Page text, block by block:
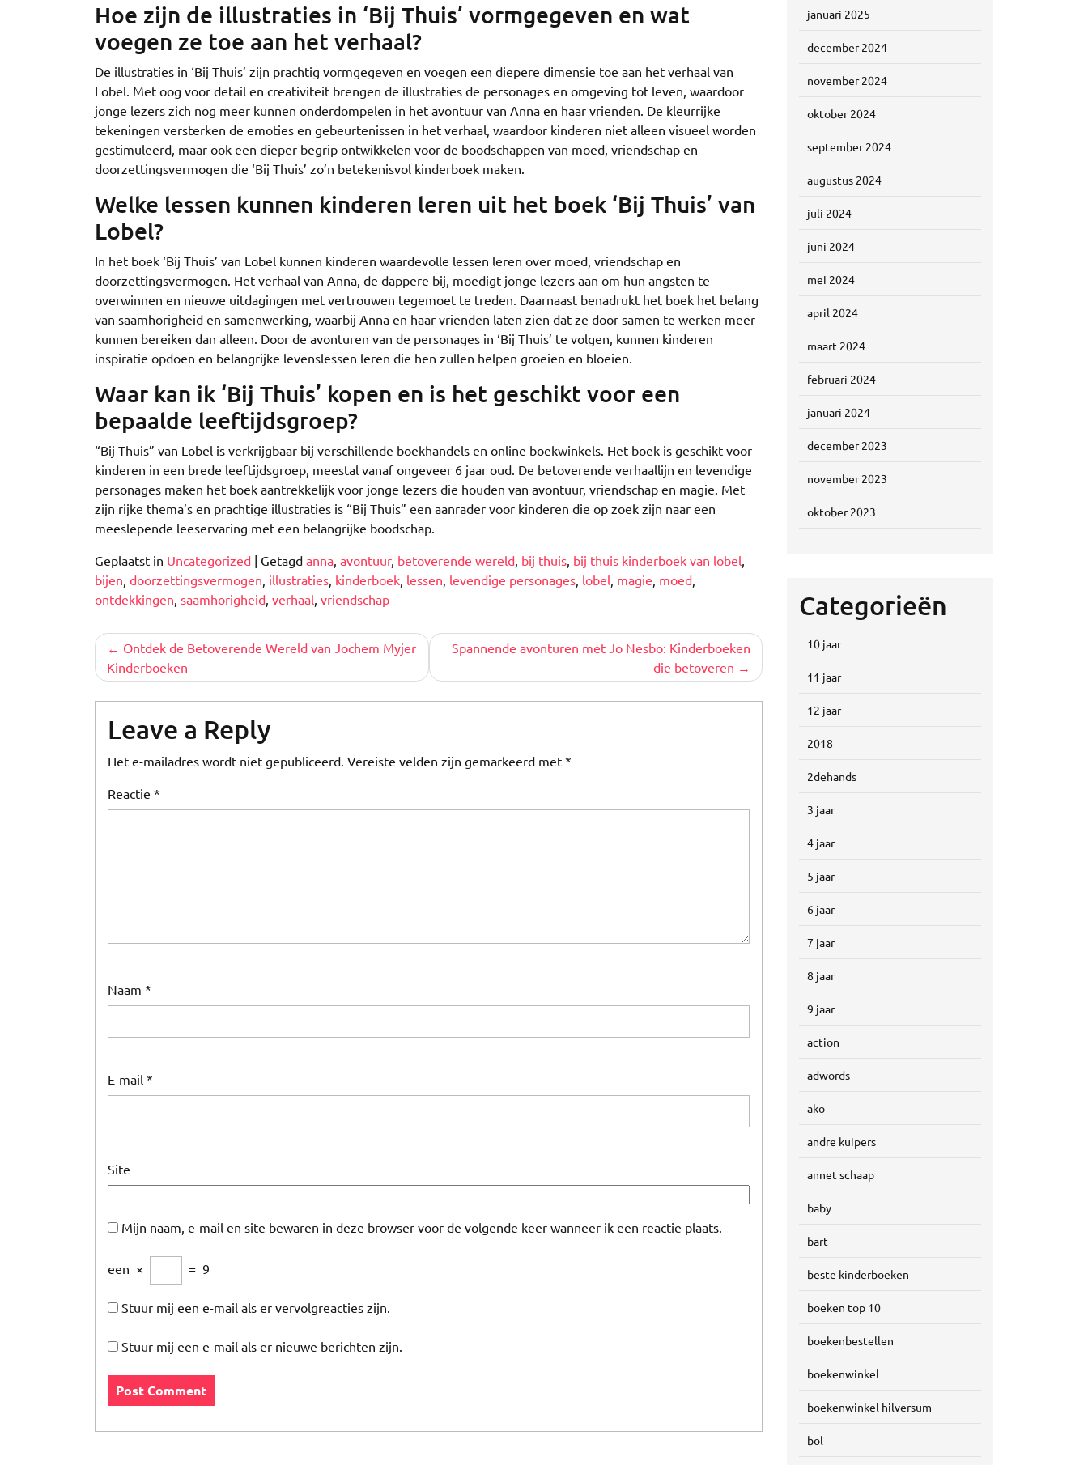
Hoe zijn de illustraties in ‘Bij Thuis’ vormgegeven en wat
voegen ze toe aan het verhaal?
De illustraties in ‘Bij Thuis’ zijn prachtig vormgegeven en voegen een diepere dimensie toe aan het verhaal van
Lobel. Met oog voor detail en creativiteit brengen de illustraties de personages en omgeving tot leven, waardoor
jonge lezers zich nog meer kunnen onderdompelen in het avontuur van Anna en haar vrienden. De kleurrijke
tekeningen versterken de emoties en gebeurtenissen in het verhaal, waardoor kinderen niet alleen visueel worden
gestimuleerd, maar ook een dieper begrip ontwikkelen voor de boodschappen van moed, vriendschap en
doorzettingsvermogen die ‘Bij Thuis’ zo’n betekenisvol kinderboek maken.
Welke lessen kunnen kinderen leren uit het boek ‘Bij Thuis’ van
Lobel?
In het boek ‘Bij Thuis’ van Lobel kunnen kinderen waardevolle lessen leren over moed, vriendschap en
doorzettingsvermogen. Het verhaal van Anna, de dappere bij, moedigt jonge lezers aan om hun angsten te
overwinnen en nieuwe uitdagingen met vertrouwen tegemoet te treden. Daarnaast benadrukt het boek het belang
van saamhorigheid en samenwerking, waarbij Anna en haar vrienden laten zien dat ze door samen te werken meer
kunnen bereiken dan alleen. Door de avonturen van de personages in ‘Bij Thuis’ te volgen, kunnen kinderen
inspiratie opdoen en belangrijke levenslessen leren die hen zullen helpen groeien en bloeien.
Waar kan ik ‘Bij Thuis’ kopen en is het geschikt voor een
bepaalde leeftijdsgroep?
“Bij Thuis” van Lobel is verkrijgbaar bij verschillende boekhandels en online boekwinkels. Het boek is geschikt voor
kinderen in een brede leeftijdsgroep, meestal vanaf ongeveer 6 jaar oud. De betoverende verhaallijn en levendige
personages maken het boek aantrekkelijk voor jonge lezers die houden van avontuur, vriendschap en magie. Met
zijn rijke thema’s en prachtige illustraties is “Bij Thuis” een aanrader voor kinderen die op zoek zijn naar een
meeslepende leeservaring met een belangrijke boodschap.
Geplaatst in Uncategorized | Getagd anna, avontuur, betoverende wereld, bij thuis, bij thuis kinderboek van lobel,
bijen, doorzettingsvermogen, illustraties, kinderboek, lessen, levendige personages, lobel, magie, moed,
ontdekkingen, saamhorigheid, verhaal, vriendschap
Berichtnavigatie
Ontdek de Betoverende Wereld van Jochem Myjer
Kinderboeken
Spannende avonturen met Jo Nesbo: Kinderboeken
die betoveren
Leave a Reply
Het e-mailadres wordt niet gepubliceerd. Vereiste velden zijn gemarkeerd met *
Reactie *
Naam *
E-mail *
Site
Mijn naam, e-mail en site bewaren in deze browser voor de volgende keer wanneer ik een reactie plaats.
een × = 9
Stuur mij een e-mail als er vervolgreacties zijn.
Stuur mij een e-mail als er nieuwe berichten zijn.
januari 2025
december 2024
november 2024
oktober 2024
september 2024
augustus 2024
juli 2024
juni 2024
mei 2024
april 2024
maart 2024
februari 2024
januari 2024
december 2023
november 2023
oktober 2023
Categorieën
10 jaar
11 jaar
12 jaar
2018
2dehands
3 jaar
4 jaar
5 jaar
6 jaar
7 jaar
8 jaar
9 jaar
action
adwords
ako
andre kuipers
annet schaap
baby
bart
beste kinderboeken
boeken top 10
boekenbestellen
boekenwinkel
boekenwinkel hilversum
bol